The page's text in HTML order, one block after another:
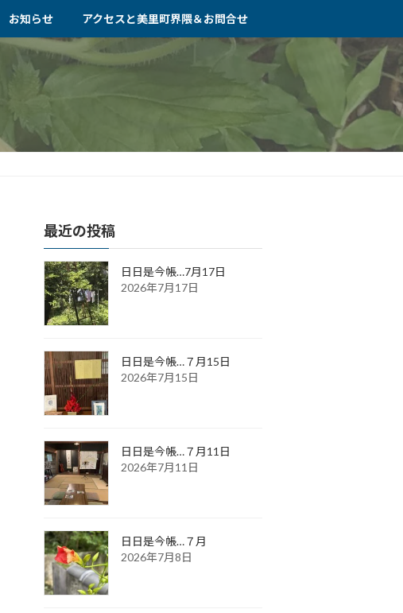
お知らせ アクセスと美里町界隈＆お問合せ
最近の投稿
日日是今帳…7月17日
2026年7月17日
日日是今帳…７月15日
2026年7月15日
日日是今帳…７月11日
2026年7月11日
日日是今帳…７月
2026年7月8日